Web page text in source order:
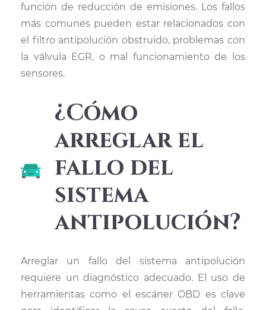
función de reducción de emisiones. Los fallos
más comunes pueden estar relacionados con
el filtro antipolución obstruido, problemas con
la válvula EGR, o mal funcionamiento de los
sensores.
¿Cómo
arreglar el
fallo del
sistema
antipolución?
Arreglar un fallo del sistema antipolución
requiere un diagnóstico adecuado. El uso de
herramientas como el escáner OBD es clave